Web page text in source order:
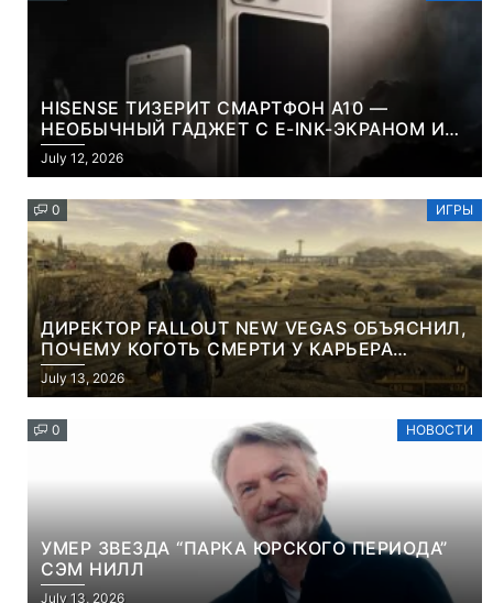
HISENSE ТИЗЕРИТ СМАРТФОН A10 —
НЕОБЫЧНЫЙ ГАДЖЕТ С E-INK-ЭКРАНОМ И
СЪЕМНОЙ LCD-ПАНЕЛЬЮ ДЛЯ ЦВЕТНОГО
КОНТЕНТА И СОЦСЕТЕЙ
July 12, 2026
0 ИГРЫ
ДИРЕКТОР FALLOUT NEW VEGAS ОБЪЯСНИЛ,
ПОЧЕМУ КОГОТЬ СМЕРТИ У КАРЬЕРА
НАМЕРЕННО СНОСИТ ВАМ ГОЛОВУ
July 13, 2026
0 НОВОСТИ
УМЕР ЗВЕЗДА “ПАРКА ЮРСКОГО ПЕРИОДА”
СЭМ НИЛЛ
July 13, 2026